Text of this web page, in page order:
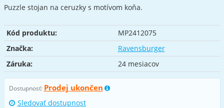
Puzzle stojan na ceruzky s motívom koňa.
Kód produktu:
MP2412075
Značka:
Ravensburger
Záruka:
24 mesiacov
Dostupnosť: Prodej ukončen
Sledovať dostupnost